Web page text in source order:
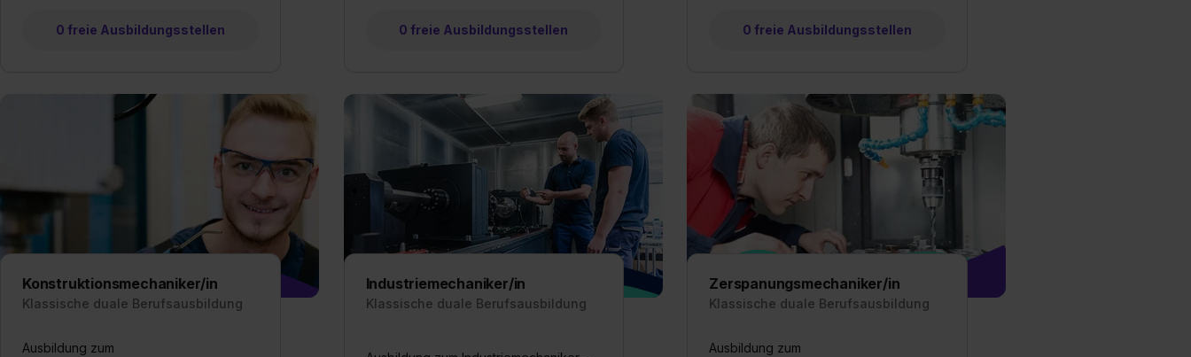
0 freie Ausbildungsstellen 0 freie Ausbildungsstellen 0 freie Ausbildungsstellen
Konstruktionsmechaniker/in
Klassische duale Berufsausbildung
Ausbildung zum
Industriemechaniker/in
Klassische duale Berufsausbildung
Zerspanungsmechaniker/in
Klassische duale Berufsausbildung
Ausbildung zum